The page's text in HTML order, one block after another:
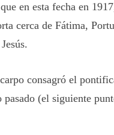
en esta fecha en
cerca de Fátima,
consagró el
pasado (el siguiente